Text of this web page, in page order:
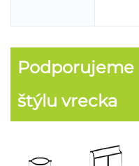
Podporujeme
štýlu vrecka